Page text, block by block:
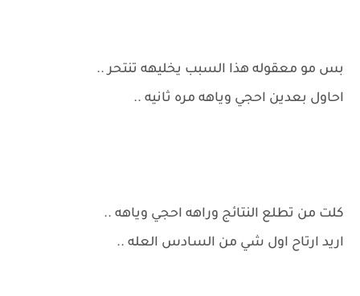
بس مو معقوله هذا السبب يخليهه تنتحر ..
احاول بعدين احجي وياهه مره ثانيه ..
كلت من تطلع النتائج وراهه احجي وياهه ..
اريد ارتاح اول شي من السادس العله ..